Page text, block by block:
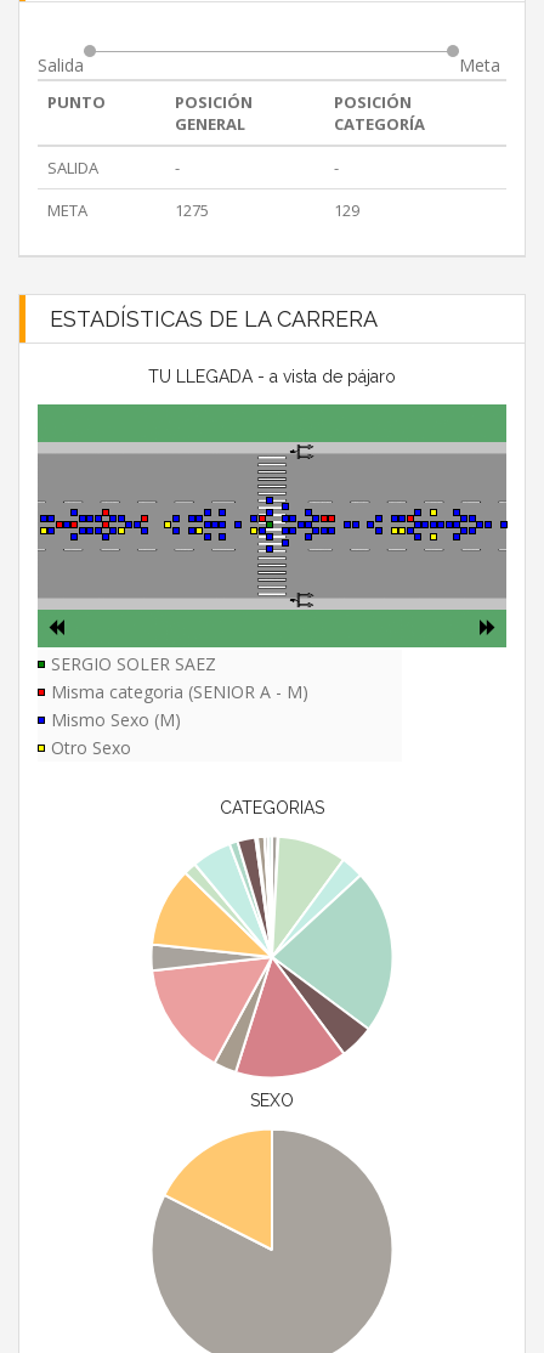
Salida Meta
PUNTO
POSICIÓN
GENERAL
POSICIÓN
CATEGORÍA
SALIDA
-
-
META
1275 129
ESTADÍSTICAS DE LA CARRERA
TU LLEGADA - a vista de pájaro
SERGIO SOLER SAEZ
Misma categoria (SENIOR A - M)
Mismo Sexo (M)
Otro Sexo
CATEGORIAS
SEXO